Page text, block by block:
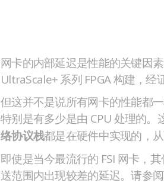
网卡的内部延迟是性能的关键因
UltraScale+ 系列 FPGA 构建，经
但这并不是说所有网卡的性能都
特别是有多少是由 CPU 处理的。
络协议栈都是在硬件中实现的，
即使是当今最流行的 FSI 网卡，
送范围内出现较差的延迟。请参